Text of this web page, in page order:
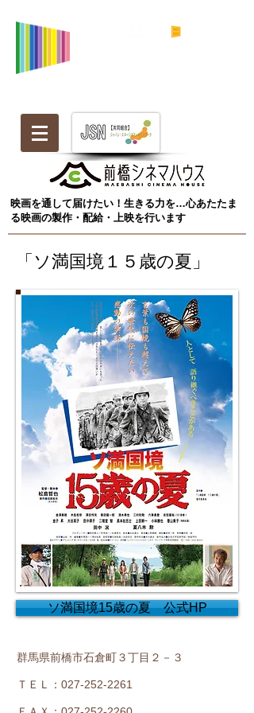
映画を通して届けたい！生きる力を…心あたたま
る映画の製作・配給・上映を行います
「ソ満国境１５歳の夏」
ソ満国境15歳の夏 公式HP
群馬県前橋市石倉町３丁目２－３
ＴＥＬ：027-252-2261